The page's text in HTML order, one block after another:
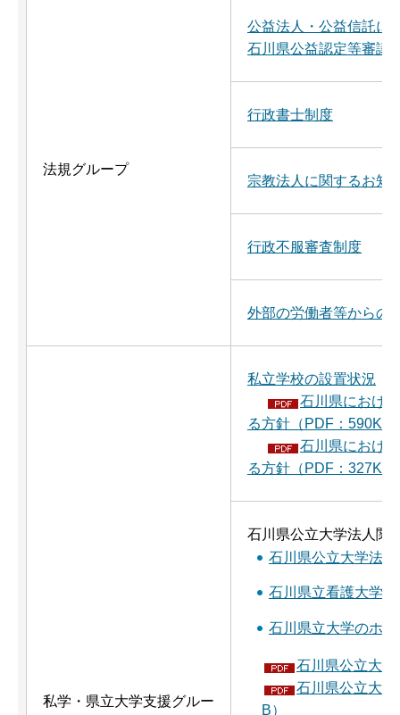
法規グループ
公益法人・公益信託に
石川県公益認定等審議
行政書士制度
宗教法人に関するお知
行政不服審査制度
外部の労働者等からの
私学・県立大学支援グルー
私立学校の設置状況
石川県におけ
る方針（PDF：590KB
石川県におけ
る方針（PDF：327KB
石川県公立大学法人関
石川県公立大学法
石川県立看護大学
石川県立大学のホ
石川県公立大
石川県公立大
B）